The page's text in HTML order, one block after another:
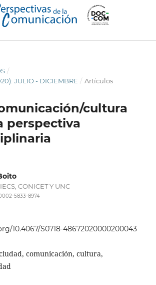
/
JULIO - DICIEMBRE / Artículos
cultura
perspectiva
CONICET Y UNC
5833-8974
10.4067/S0718-48672020000200043
comunicación, cultura,